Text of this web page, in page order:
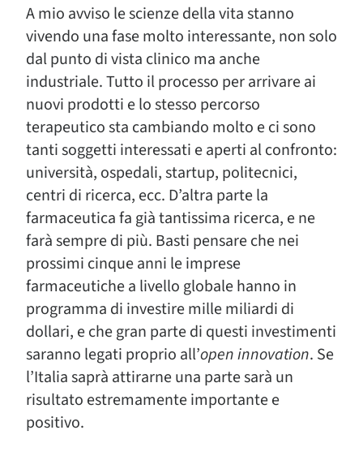
A mio avviso le scienze della vita stanno
vivendo una fase molto interessante, non solo
dal punto di vista clinico ma anche
industriale. Tutto il processo per arrivare ai
nuovi prodotti e lo stesso percorso
terapeutico sta cambiando molto e ci sono
tanti soggetti interessati e aperti al confronto:
università, ospedali, startup, politecnici,
centri di ricerca, ecc. D’altra parte la
farmaceutica fa già tantissima ricerca, e ne
farà sempre di più. Basti pensare che nei
prossimi cinque anni le imprese
farmaceutiche a livello globale hanno in
programma di investire mille miliardi di
dollari, e che gran parte di questi investimenti
saranno legati proprio all’open innovation. Se
l’Italia saprà attirarne una parte sarà un
risultato estremamente importante e
positivo.